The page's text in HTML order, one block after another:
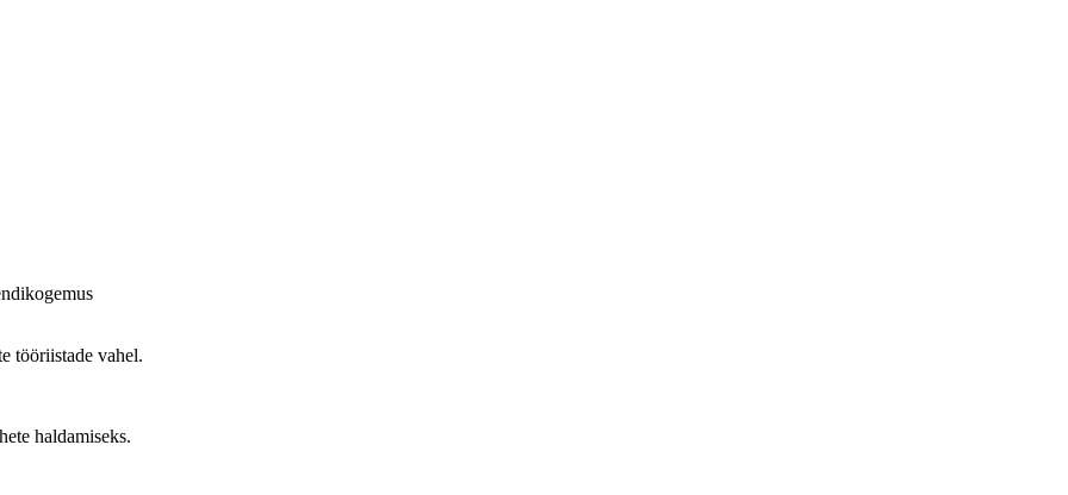
tööriistade vahel.
haldamiseks.